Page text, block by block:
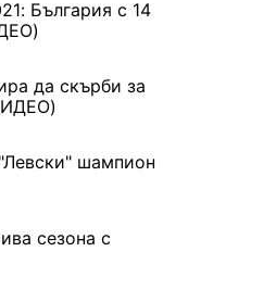
България с 14
да скърби за
шампион
сезона с